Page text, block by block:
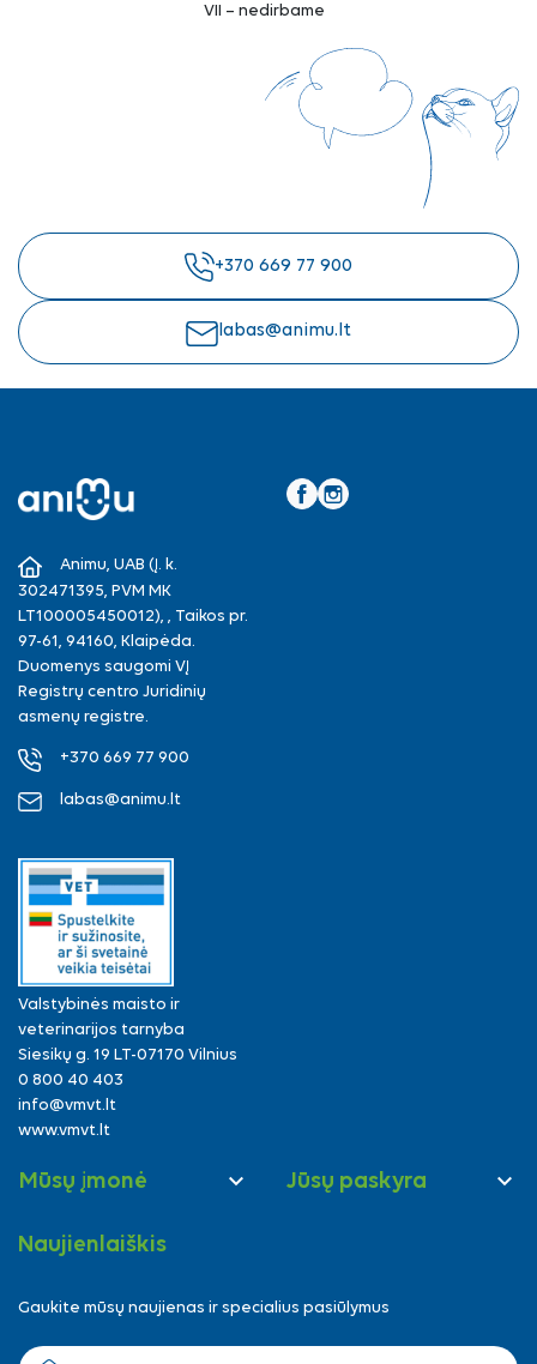
VII – nedirbame
+370 669 77 900
labas@animu.lt
Animu, UAB (Į. k.
302471395, PVM MK
LT100005450012), , Taikos pr.
97-61, 94160, Klaipėda.
Duomenys saugomi VĮ
Registrų centro Juridinių
asmenų registre.
+370 669 77 900
labas@animu.lt
Valstybinės maisto ir
veterinarijos tarnyba
Siesikų g. 19 LT-07170 Vilnius
0 800 40 403
info@vmvt.lt
www.vmvt.lt
Mūsų įmonė  Jūsų paskyra 
Naujienlaiškis
Gaukite mūsų naujienas ir specialius pasiūlymus